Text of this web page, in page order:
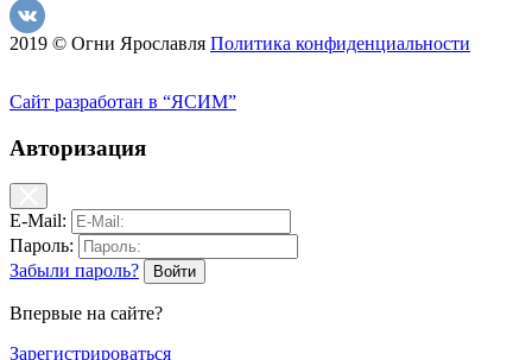
2019 © Огни Ярославля Политика конфиденциальности
Сайт разработан в “ЯСИМ”
Авторизация
E-Mail:
Пароль:
Забыли пароль?
Впервые на сайте?
Зарегистрироваться